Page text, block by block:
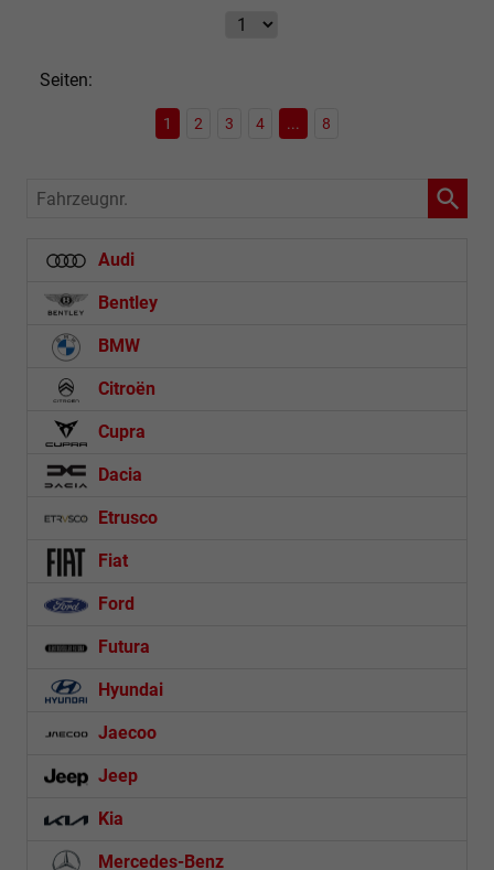
Seiten:
1 2 3 4 ... 8
Fahrzeugnr.
Audi
Bentley
BMW
Citroën
Cupra
Dacia
Etrusco
Fiat
Ford
Futura
Hyundai
Jaecoo
Jeep
Kia
Mercedes-Benz